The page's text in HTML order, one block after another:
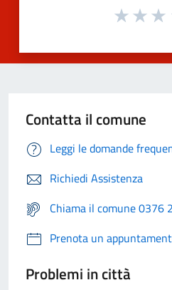
Contatta il comune
Leggi le domande
Richiedi Assistenza
Chiama il comune 0376
Prenota un
Problemi in città